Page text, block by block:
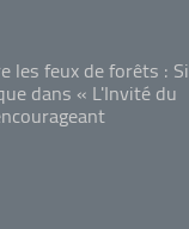
les feux de forêts : Si
dans « L'Invité du